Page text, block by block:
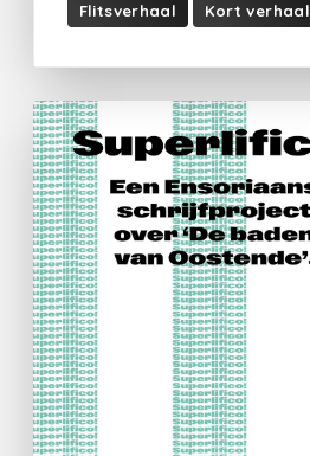
Flitsverhaal Kort verhaal